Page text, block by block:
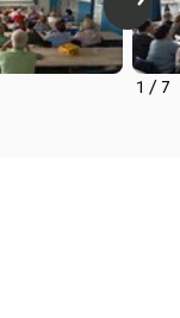
1 / 7